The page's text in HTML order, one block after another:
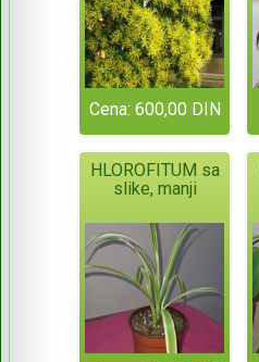
Cena: 600,00 DIN
HLOROFITUM sa
slike, manji